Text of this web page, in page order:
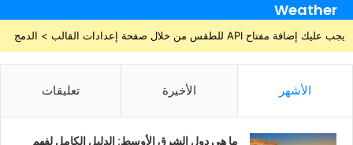
Weather
يجب عليك إضافة مفتاح API للطقس من خلال صفحة إعدادات القالب > الدمج
الأشهر الأخيرة تعليقات
ما هي دول الشرق الأوسط: الدليل الكامل لفهم